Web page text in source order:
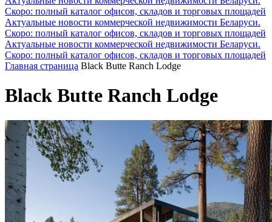
Скоро: полный каталог офисов, складов и торговых площадей
Актуальные новости коммерческой недвижимости Беларуси.
Скоро: полный каталог офисов, складов и торговых площадей
Актуальные новости коммерческой недвижимости Беларуси.
Скоро: полный каталог офисов, складов и торговых площадей
Главная страница Black Butte Ranch Lodge
Black Butte Ranch Lodge